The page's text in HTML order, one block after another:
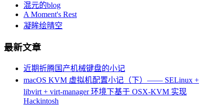
混元的blog
A Moment's Rest
凝眸绘晴空
最新文章
近期折腾国产机械键盘的小记
macOS KVM 虚拟机配置小记（下）—— SELinux +
libvirt + virt-manager 环境下基于 OSX-KVM 实现
Hackintosh